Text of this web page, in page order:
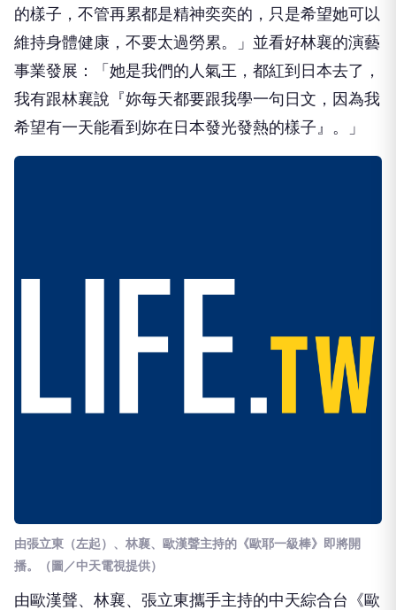
的樣子，不管再累都是精神奕奕的，只是希望她可以
維持身體健康，不要太過勞累。」並看好林襄的演藝
事業發展：「她是我們的人氣王，都紅到日本去了，
我有跟林襄說『妳每天都要跟我學一句日文，因為我
希望有一天能看到妳在日本發光發熱的樣子』。」
由張立東（左起）、林襄、歐漢聲主持的《歐耶一級棒》即將開
播。（圖／中天電視提供）
由歐漢聲、林襄、張立東攜手主持的中天綜合台《歐